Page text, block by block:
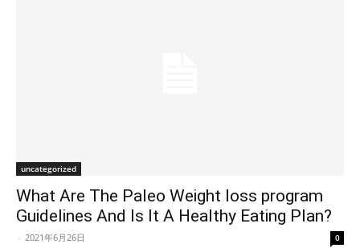
uncategorized
What Are The Paleo Weight loss program
Guidelines And Is It A Healthy Eating Plan?
- 2021年6月26日 0